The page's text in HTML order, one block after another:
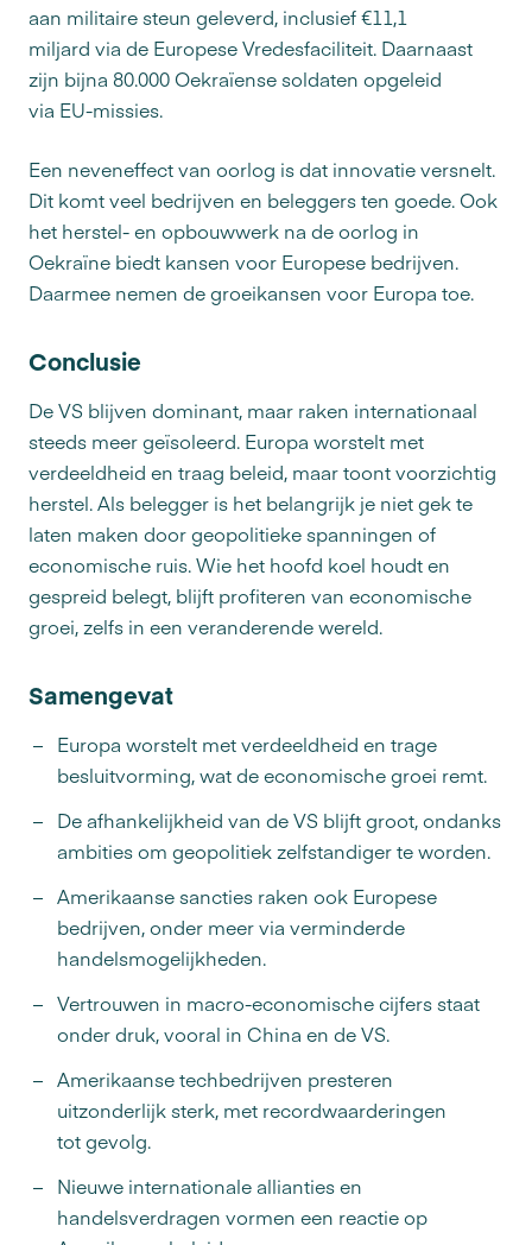
aan militaire steun geleverd, inclusief €11,1
miljard via de Europese Vredesfaciliteit. Daarnaast
zijn bijna 80.000 Oekraïense soldaten opgeleid
via EU-missies.
Een neveneffect van oorlog is dat innovatie versnelt.
Dit komt veel bedrijven en beleggers ten goede. Ook
het herstel- en opbouwwerk na de oorlog in
Oekraïne biedt kansen voor Europese bedrijven.
Daarmee nemen de groeikansen voor Europa toe.
Conclusie
De VS blijven dominant, maar raken internationaal
steeds meer geïsoleerd. Europa worstelt met
verdeeldheid en traag beleid, maar toont voorzichtig
herstel. Als belegger is het belangrijk je niet gek te
laten maken door geopolitieke spanningen of
economische ruis. Wie het hoofd koel houdt en
gespreid belegt, blijft profiteren van economische
groei, zelfs in een veranderende wereld.
Samengevat
Europa worstelt met verdeeldheid en trage
besluitvorming, wat de economische groei remt.
De afhankelijkheid van de VS blijft groot, ondanks
ambities om geopolitiek zelfstandiger te worden.
Amerikaanse sancties raken ook Europese
bedrijven, onder meer via verminderde
handelsmogelijkheden.
Vertrouwen in macro-economische cijfers staat
onder druk, vooral in China en de VS.
Amerikaanse techbedrijven presteren
uitzonderlijk sterk, met recordwaarderingen
tot gevolg.
Nieuwe internationale allianties en
handelsverdragen vormen een reactie op